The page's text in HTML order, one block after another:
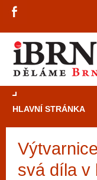
HLAVNÍ STRÁNKA
svá díla v